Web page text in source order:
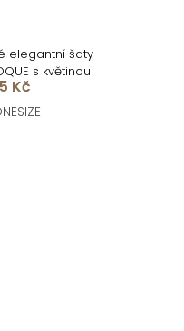
elegantní šaty
s květinou
Kč